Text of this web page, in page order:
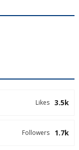
3.5k
Likes
1.7k
Followers